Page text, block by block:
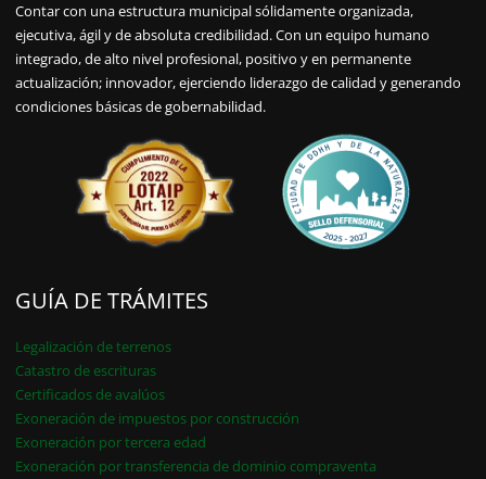
Contar con una estructura municipal sólidamente organizada,
ejecutiva, ágil y de absoluta credibilidad. Con un equipo humano
integrado, de alto nivel profesional, positivo y en permanente
actualización; innovador, ejerciendo liderazgo de calidad y generando
condiciones básicas de gobernabilidad.
GUÍA DE TRÁMITES
Legalización de terrenos
Catastro de escrituras
Certificados de avalúos
Exoneración de impuestos por construcción
Exoneración por tercera edad
Exoneración por transferencia de dominio compraventa